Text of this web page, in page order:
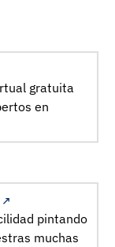
gratuita
en
pintando
muchas